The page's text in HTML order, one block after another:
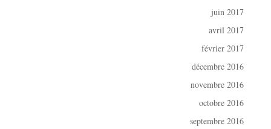
juin 2017
avril 2017
février 2017
décembre 2016
novembre 2016
octobre 2016
septembre 2016